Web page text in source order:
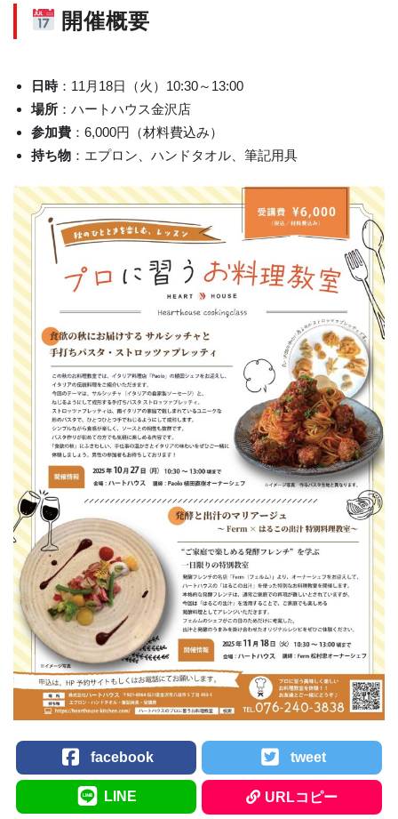
開催概要
日時：11月18日（火）10:30～13:00
場所 ：ハートハウス金沢店
参加費 ：6,000円（材料費込み）
持ち物 ：エプロン、ハンドタオル、筆記用具
facebook tweet
LINE URLコピー